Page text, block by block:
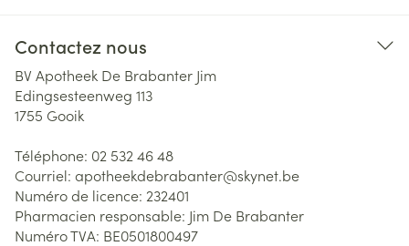
Contactez nous
BV Apotheek De Brabanter Jim
Edingsesteenweg 113
1755 Gooik
Téléphone: 02 532 46 48
Courriel: apotheekdebrabanter@skynet.be
Numéro de licence: 232401
Pharmacien responsable: Jim De Brabanter
Numéro TVA: BE0501800497